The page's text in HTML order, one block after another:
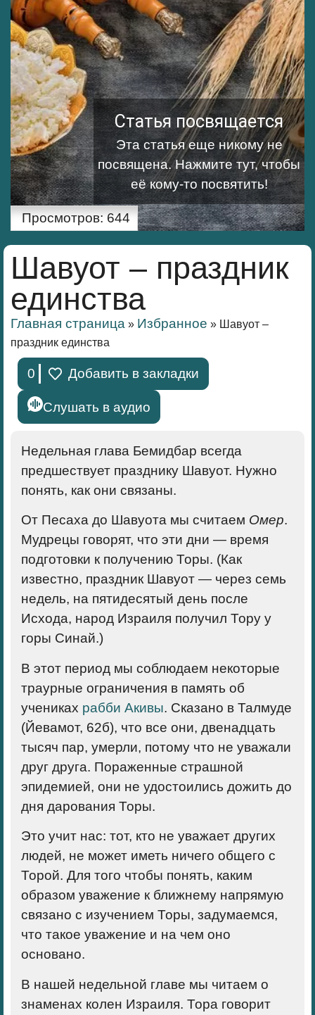
Статья посвящается
Эта статья еще никому не
посвящена.Нажмите тут, чтобы
её кому-то посвятить!
Просмотров: 644
Шавуот – праздник
единства
Главная страница » Избранное » Шавуот –
праздник единства
0 Добавить в закладки
Слушать в аудио
Недельная глава Бемидбар всегда
предшествует празднику Шавуот. Нужно
понять, как они связаны.
От Песаха до Шавуота мы считаем Омер.
Мудрецы говорят, что эти дни — время
подготовки к получению Торы. (Как
известно, праздник Шавуот — через семь
недель, на пятидесятый день после
Исхода, народ Израиля получил Тору у
горы Синай.)
В этот период мы соблюдаем некоторые
траурные ограничения в память об
учениках рабби Акивы. Сказано в Талмуде
(Йевамот, 62б), что все они, двенадцать
тысяч пар, умерли, потому что не уважали
друг друга. Пораженные страшной
эпидемией, они не удостоились дожить до
дня дарования Торы.
Это учит нас: тот, кто не уважает других
людей, не может иметь ничего общего с
Торой. Для того чтобы понять, каким
образом уважение к ближнему напрямую
связано с изучением Торы, задумаемся,
что такое уважение и на чем оно
основано.
В нашей недельной главе мы читаем о
знаменах колен Израиля. Тора говорит